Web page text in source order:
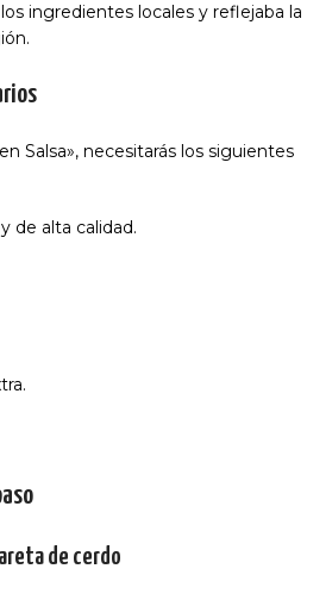
ingredientes locales y reflejaba la
Salsa», necesitarás los siguientes
de alta calidad.
de cerdo